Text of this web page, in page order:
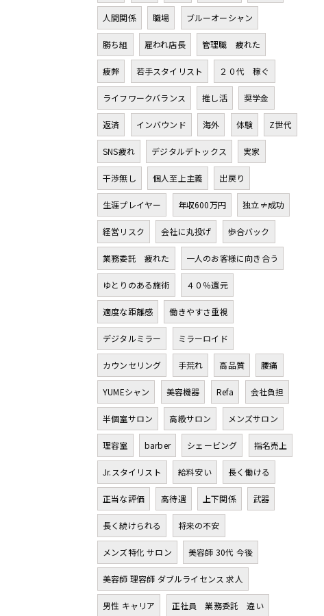
人間関係 職場 ブルーオーシャン
勝ち組 雇われ店長 管理職 疲れた
疲弊 若手スタイリスト ２０代 稼ぐ
ライフワークバランス 推し活 奨学金
返済 インバウンド 海外 体験 Z世代
SNS疲れ デジタルデトックス 実家
干渉無し 個人至上主義 出戻り
生涯プレイヤー 年収600万円 独立≠成功
経営リスク 会社に丸投げ 歩合バック
業務委託 疲れた 一人のお客様に向き合う
ゆとりのある施術 ４０％還元
適度な距離感 働きやすさ重視
デジタルミラー ミラーロイド
カウンセリング 手荒れ 高品質 腰痛
YUMEシャン 美容機器 Refa 会社負担
半個室サロン 高級サロン メンズサロン
理容室 barber シェービング 指名売上
Jr.スタイリスト 給料安い 長く働ける
正当な評価 高待遇 上下関係 武器
長く続けられる 将来の不安
メンズ特化 サロン 美容師 30代 今後
美容師 理容師 ダブルライセンス 求人
男性 キャリア 正社員 業務委託 違い